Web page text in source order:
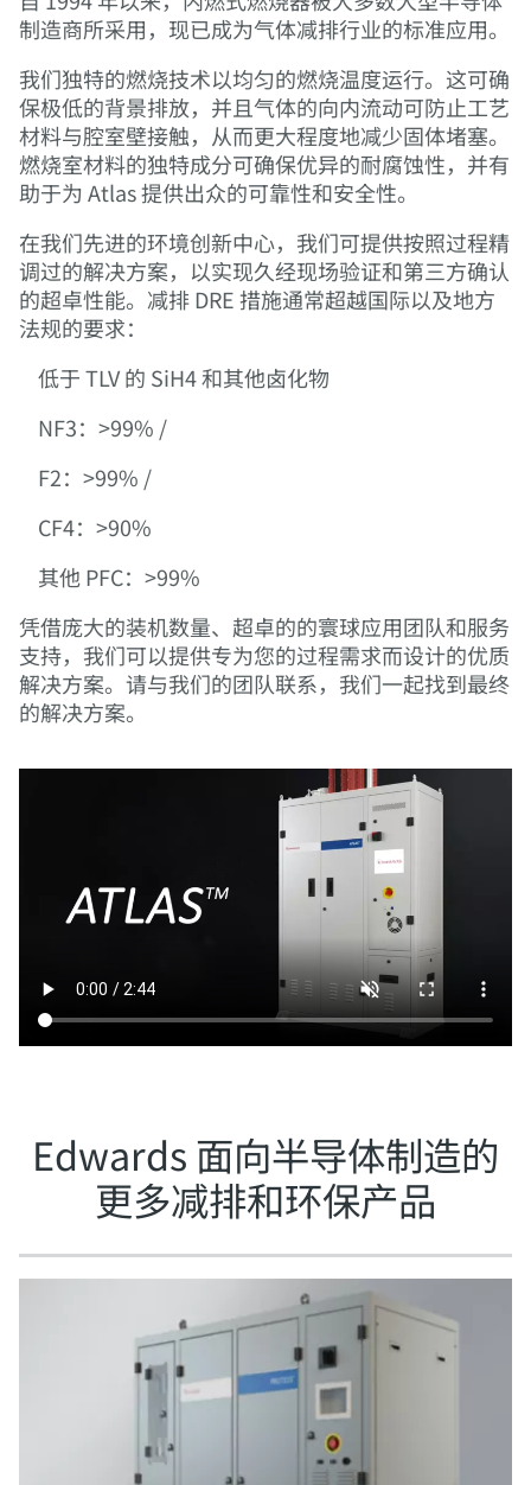
制造商所采用，现已成为气体减排行业的标准应用。
我们独特的燃烧技术以均匀的燃烧温度运行。这可确
保极低的背景排放，并且气体的向内流动可防止工艺
材料与腔室壁接触，从而更大程度地减少固体堵塞。
燃烧室材料的独特成分可确保优异的耐腐蚀性，并有
助于为 Atlas 提供出众的可靠性和安全性。
在我们先进的环境创新中心，我们可提供按照过程精
调过的解决方案，以实现久经现场验证和第三方确认
的超卓性能。减排 DRE 措施通常超越国际以及地方
法规的要求：
低于 TLV 的 SiH4 和其他卤化物
NF3：>99% /
F2：>99% /
CF4：>90%
其他 PFC：>99%
凭借庞大的装机数量、超卓的的寰球应用团队和服务
支持，我们可以提供专为您的过程需求而设计的优质
解决方案。请与我们的团队联系，我们一起找到最终
的解决方案。
Edwards 面向半导体制造的
更多减排和环保产品